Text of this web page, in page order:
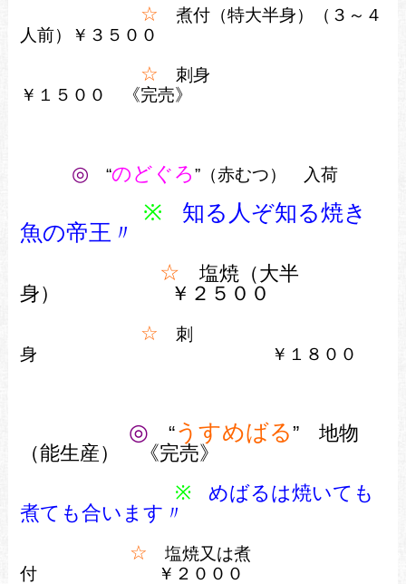
☆ 煮付（特大半身）（３～４
人前）￥３５００
☆ 刺身
￥１５００ 《完売》
◎ “のどぐろ”（赤むつ） 入荷
※ 知る人ぞ知る焼き
魚の帝王〃
☆ 塩焼（大半
身） ￥２５ ００
☆ 刺
身
￥１８００
◎ “うすめばる” 地物
（能生産） 《完売》
※
めばるは焼いても
煮ても合います〃
☆ 塩焼又は煮
付 ￥２０００